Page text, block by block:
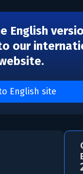
English
our
to English site
-